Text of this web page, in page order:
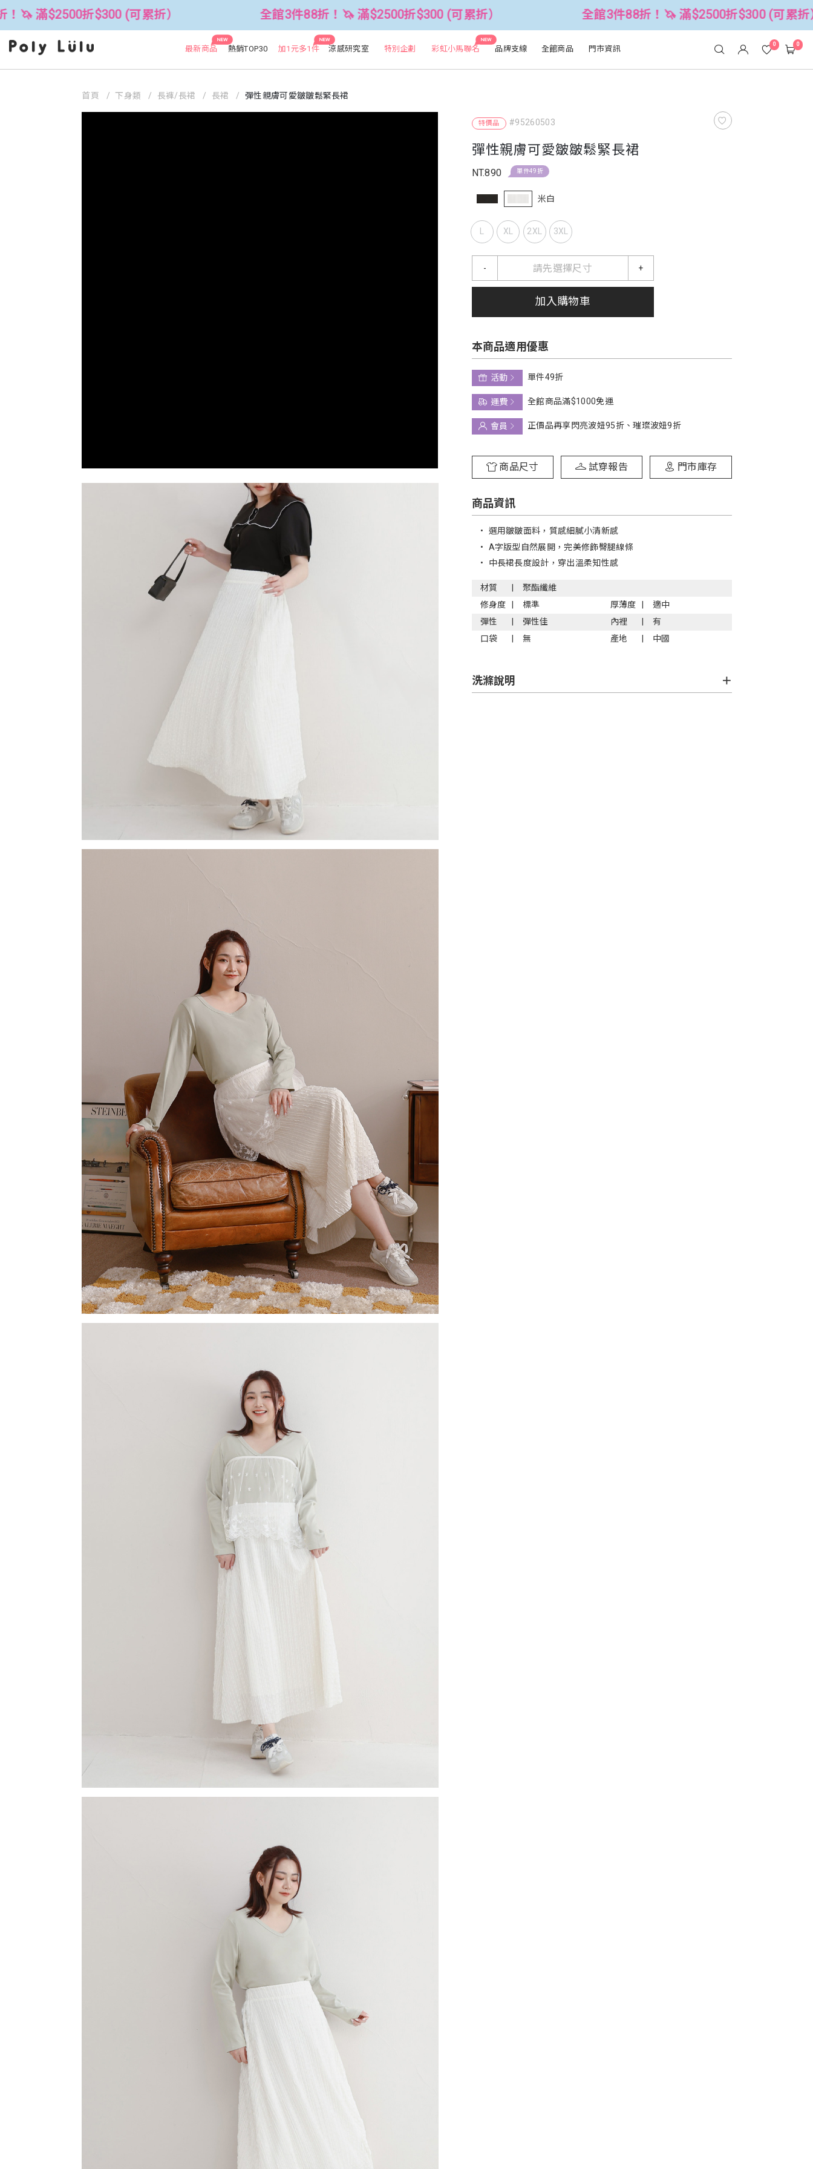
折$300 (可累折） 全館3件88折！🦄 滿$2500折$300 (可累折） 全館3件88折！🦄 滿$2500折$300 (可累折）
NEW
最新商品 熱銷TOP30
NEW
加1元多1件 涼感研究室 特別企劃
NEW
彩虹小馬聯名 品牌支線 全館商品 門市資訊 0 0
特價品 #95260503
彈性親膚可愛皺皺鬆緊長裙
NT.890 單件49折
米白
L XL 2XL 3XL
請先選擇尺寸
- +
加入購物車
本商品適用優惠
活動
單件49折
運費
全館商品滿$1000免運
會員
正價品再享閃亮波妞95折、璀璨波妞9折
商品尺寸 試穿報告 門市庫存
商品資訊
• 選用皺皺面料，質感細膩小清新感
• A字版型自然展開，完美修飾臀腿線條
• 中長裙長度設計，穿出溫柔知性感
材質
聚酯纖維
修身度
標準 厚薄度
適中
彈性
彈性佳 內裡
有
口袋
無 產地 中國
洗滌說明
首頁 下身類 長褲/長裙 長裙 彈性親膚可愛皺皺鬆緊長裙